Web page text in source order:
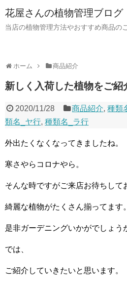
花屋さんの植物管理ブログ
当店の植物管理方法やおすすめ商品の
ホーム 商品紹介
新しく入荷した植物をご紹
2020/11/28 商品紹介,種類
類名_ヤ行, 種類名_ラ行
外出たくなくなってきましたね。
寒さやらコロナやら。
そんな時ですがご来店お待ちして
綺麗な植物がたくさん揃ってます。
是非ガーデニングいかがでしょう
では、
ご紹介していきたいと思います。